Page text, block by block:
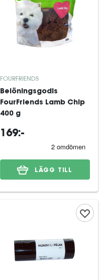
FOURFRIENDS
Belöningsgodis
FourFriends Lamb Chip
400 g
169:-
LÄGG TILL